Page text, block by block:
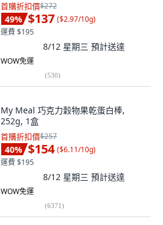
首購折扣價$272
49% $137 ($2.97/10g)
運費 $195
8/12 星期三 預計送達
WOW免運
(530)
My Meal 巧克力穀物果乾蛋白棒,
252g, 1盒
首購折扣價$257
40% $154 ($6.11/10g)
運費 $195
8/12 星期三 預計送達
WOW免運
(6371)